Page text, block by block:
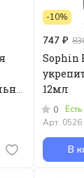
-10%
747 ₽
Sophin
12мл
0
Арт. 0526
В